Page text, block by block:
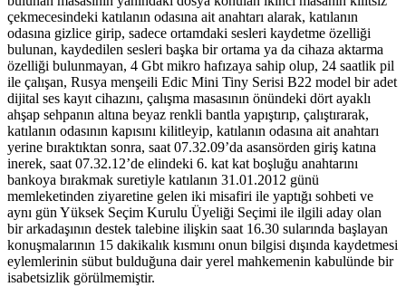
çekmecesindeki katılanın odasına ait anahtarı alarak, katılanın
odasına gizlice girip, sadece ortamdaki sesleri kaydetme özelliği
bulunan, kaydedilen sesleri başka bir ortama ya da cihaza aktarma
özelliği bulunmayan, 4 Gbt mikro hafızaya sahip olup, 24 saatlik pil
ile çalışan, Rusya menşeili Edic Mini Tiny Serisi B22 model bir adet
dijital ses kayıt cihazını, çalışma masasının önündeki dört ayaklı
ahşap sehpanın altına beyaz renkli bantla yapıştırıp, çalıştırarak,
katılanın odasının kapısını kilitleyip, katılanın odasına ait anahtarı
yerine bıraktıktan sonra, saat 07.32.09’da asansörden giriş katına
inerek, saat 07.32.12’de elindeki 6. kat kat boşluğu anahtarını
bankoya bırakmak suretiyle katılanın 31.01.2012 günü
memleketinden ziyaretine gelen iki misafiri ile yaptığı sohbeti ve
aynı gün Yüksek Seçim Kurulu Üyeliği Seçimi ile ilgili aday olan
bir arkadaşının destek talebine ilişkin saat 16.30 sularında başlayan
konuşmalarının 15 dakikalık kısmını onun bilgisi dışında kaydetmesi
eylemlerinin sübut bulduğuna dair yerel mahkemenin kabulünde bir
isabetsizlik görülmemiştir.